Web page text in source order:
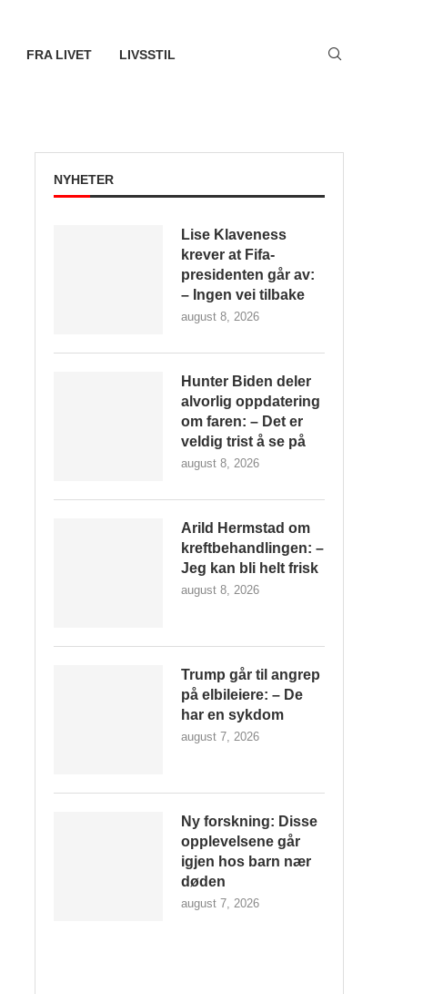
FRA LIVET LIVSSTIL
NYHETER
Lise Klaveness
krever at Fifa-
presidenten går av:
– Ingen vei tilbake
august 8, 2026
Hunter Biden deler
alvorlig oppdatering
om faren: – Det er
veldig trist å se på
august 8, 2026
Arild Hermstad om
kreftbehandlingen: –
Jeg kan bli helt frisk
august 8, 2026
Trump går til angrep
på elbileiere: – De
har en sykdom
august 7, 2026
Ny forskning: Disse
opplevelsene går
igjen hos barn nær
døden
august 7, 2026